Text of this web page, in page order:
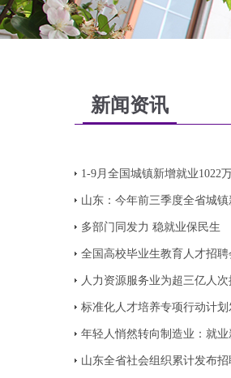
新闻资讯
1-9月全国城镇新增就业1022
山东：今年前三季度全省城镇
多部门同发力 稳就业保民生
全国高校毕业生教育人才招
人力资源服务业为超三亿人
标准化人才培养专项行动计划
山东全省社会组织累计发布招